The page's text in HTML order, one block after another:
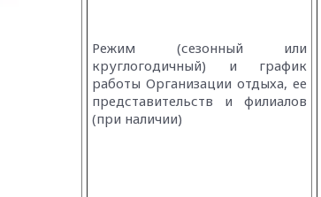
Режим (сезонный или
круглогодичный) и график
работы Организации отдыха, ее
представительств и филиалов
(при наличии)